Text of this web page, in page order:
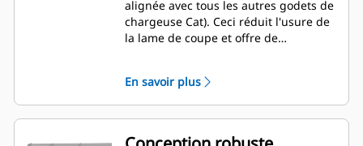
alignée avec tous les autres godets de
chargeuse Cat). Ceci réduit l'usure de
la lame de coupe et offre de
lame peuvent être plus faciles à
évaluer depuis la cabine.
En savoir plus